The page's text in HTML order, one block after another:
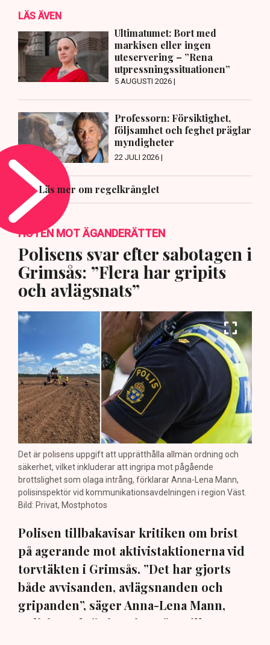
LÄS ÄVEN
Ultimatumet: Bort med
markisen eller ingen
uteservering – ”Rena
utpressningssituationen”
5 AUGUSTI 2026 |
Professorn: Försiktighet,
följsamhet och feghet präglar
myndigheter
22 JULI 2026 |
Läs mer om regelkrånglet
HOTEN MOT ÄGANDERÄTTEN
Polisens svar efter sabotagen i
Grimsås: ”Flera har gripits
och avlägsnats”
Det är polisens uppgift att upprätthålla allmän ordning och
säkerhet, vilket inkluderar att ingripa mot pågående
brottslighet som olaga intrång, förklarar Anna-Lena Mann,
polisinspektör vid kommunikationsavdelningen i region Väst.
Bild: Privat, Mostphotos
Polisen tillbakavisar kritiken om brist
på agerande mot aktivistaktionerna vid
torvtäkten i Grimsås. ”Det har gjorts
både avvisanden, avlägsnanden och
gripanden”, säger Anna-Lena Mann,
polisinspektör i region Väst, till TN.